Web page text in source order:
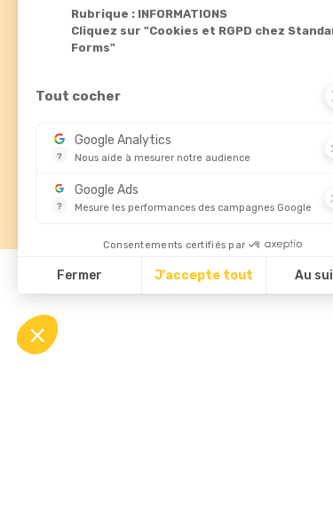
Standard Forms
37110 Chateau-Renault
02 47 29 80 40
contact@standardforms.fr
© 2026 - Standard Forms France
Rubrique : INFORMATIONS
Cliquez sur "Cookies et RGPD chez
Forms"
Tout cocher
?
Google Analytics
Nous aide à mesurer notre audience
Essentiel pour la gestion de notre site web, il
?
Google Ads
Mesure les performances des campagnes Google
Consentements certifiés par
Fermer J'accepte tout Au
Notre plateforme vous permet d'adapter et de gérer